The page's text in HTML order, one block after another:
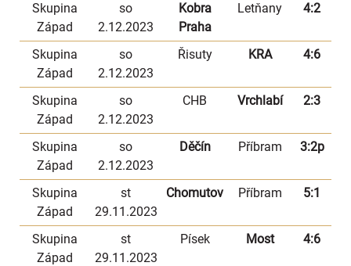
Skupina
Západ
so
2.12.2023
Kobra
Praha
Letňany 4:2
Skupina
Západ
so
2.12.2023
Řisuty KRA 4:6
Skupina
Západ
so
2.12.2023
CHB Vrchlabí 2:3
Skupina
Západ
so
2.12.2023
Děčín Příbram 3:2p
Skupina
Západ
st
29.11.2023
Chomutov Příbram 5:1
Skupina
Západ
st
29.11.2023
Písek Most 4:6